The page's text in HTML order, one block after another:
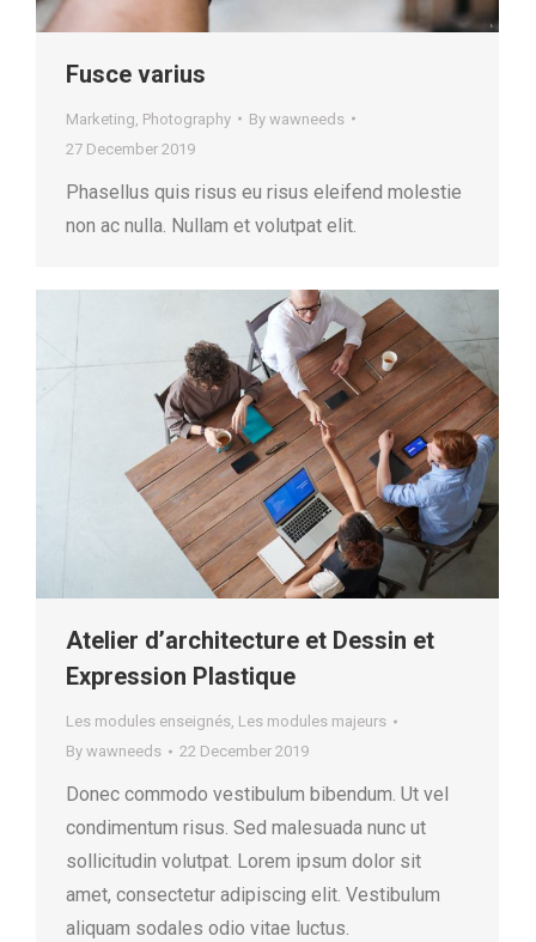
Fusce varius
Marketing Photography By wawneeds
27 December 2019
Phasellus quis risus eu risus eleifend molestie
non ac nulla. Nullam et volutpat elit.
Atelier d’architecture et Dessin et
Expression Plastique
Les modules enseignés, Les modules majeurs
By wawneeds 22 December 2019
Donec commodo vestibulum bibendum. Ut vel
condimentum risus. Sed malesuada nunc ut
sollicitudin volutpat. Lorem ipsum dolor sit
amet, consectetur adipiscing elit. Vestibulum
aliquam sodales odio vitae luctus.